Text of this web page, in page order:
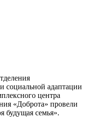
социальной адаптации
центра
«Доброта» провели
будущая семья».